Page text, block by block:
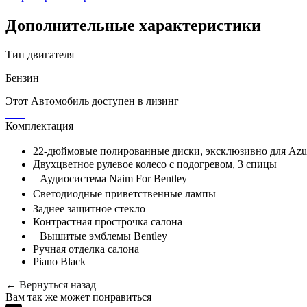
Дополнительные характеристики
Тип двигателя
Бензин
Этот Автомобиль доступен в лизинг
Комплектация
22-дюймовые полированные диски, эксклюзивно для
Двухцветное рулевое колесо с подогревом, 3 спицы
Аудиосистема Naim For Bentley
Светодиодные приветственные лампы
Заднее защитное стекло
Контрастная прострочка салона
Вышитые эмблемы Bentley
Ручная отделка салона
Piano Black
← Вернуться назад
Вам так же может понравиться